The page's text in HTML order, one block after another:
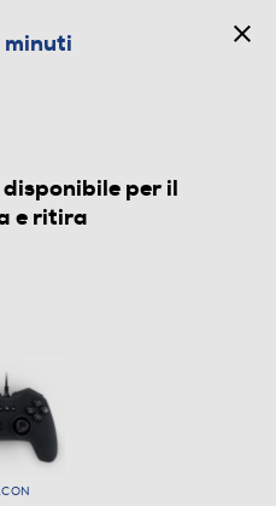
minuti
disponibile per il
e ritira